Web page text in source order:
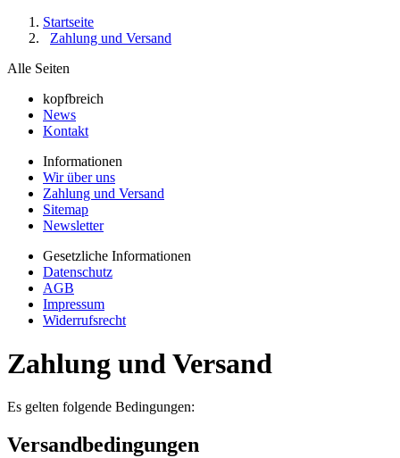
Startseite
Zahlung und Versand
Alle Seiten
kopfbreich
News
Kontakt
Informationen
Wir über uns
Zahlung und Versand
Sitemap
Newsletter
Gesetzliche Informationen
Datenschutz
AGB
Impressum
Widerrufsrecht
Zahlung und Versand
Es gelten folgende Bedingungen:
Versandbedingungen